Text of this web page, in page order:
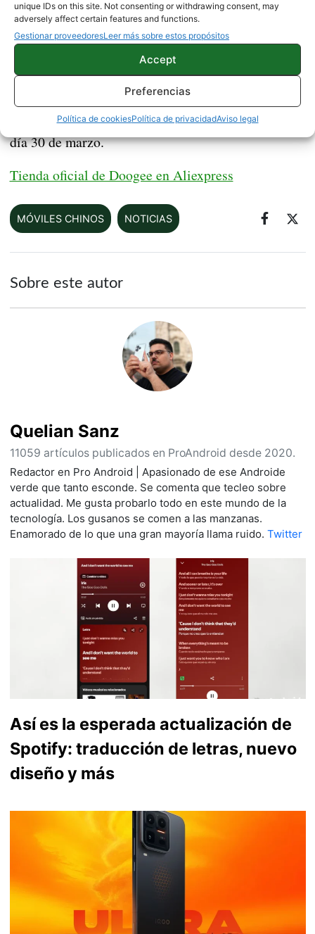
unique IDs on this site. Not consenting or withdrawing consent, may
adversely affect certain features and functions.
Gestionar proveedoresLeer más sobre estos propósitos
Accept
Preferencias
Política de cookiesPolítica de privacidadAviso legal
Además, Doogee no solo apuesta por las ofertas,
sino que también tienesmiles de cupones para
ahorrarte todavía más dinero
dólares hasta 16 dólares si llegas al mínimo
necesario. Tienes todas lasofertas en Aliexpress
podrás hacerte con ellas desde hoy mismo y hasta el
día 30 de marzo.
Tienda oficial de Doogee en Aliexpress
MÓVILES CHINOS NOTICIAS
Sobre este autor
Quelian Sanz
11059 artículos publicados en ProAndroid desde 2020.
Redactor en Pro Android | Apasionado de ese Androide
verde que tanto esconde. Se comenta que tecleo sobre
actualidad. Me gusta probarlo todo en este mundo de la
tecnología. Los gusanos se comen a las manzanas.
Enamorado de lo que una gran mayoría llama ruido. Twitter
Así es la esperada actualización de
Spotify: traducción de letras, nuevo
diseño y más